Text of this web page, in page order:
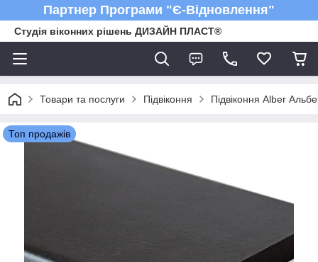
Партнер Програми "Є-Відновлення"
Студія віконних рішень ДИЗАЙН ПЛАСТ®
Товари та послуги Підвіконня Підвіконня Alber
Топ продажів